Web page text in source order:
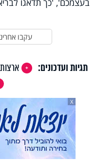
בעצמכם', 'כך תדאגו
עקבו
תגיות ועדכונים:
X